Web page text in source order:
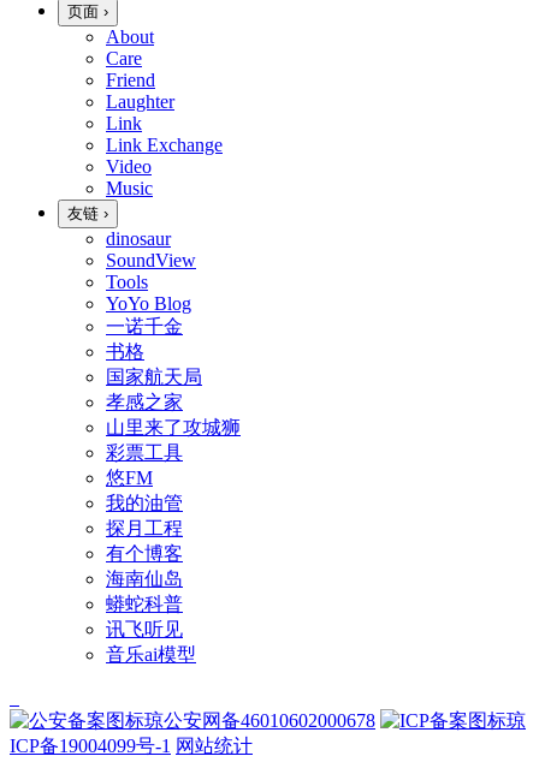
页面 ›
About
Care
Friend
Laughter
Link
Link Exchange
Video
Music
友链 ›
dinosaur
SoundView
Tools
YoYo Blog
一诺千金
书格
国家航天局
孝感之家
山里来了攻城狮
彩票工具
悠FM
我的油管
探月工程
有个博客
海南仙岛
蟒蛇科普
讯飞听见
音乐ai模型
琼公安网备46010602000678
琼
ICP备19004099号-1 网站统计